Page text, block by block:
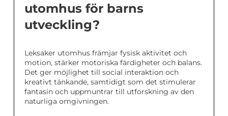
utomhus för barns
utveckling?
Leksaker utomhus främjar fysisk aktivitet och
motion, stärker motoriska färdigheter och balans.
Det ger möjlighet till social interaktion och
kreativt tänkande, samtidigt som det stimulerar
fantasin och uppmuntrar till utforskning av den
naturliga omgivningen.